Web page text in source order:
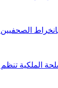
بانخراط
الملكية